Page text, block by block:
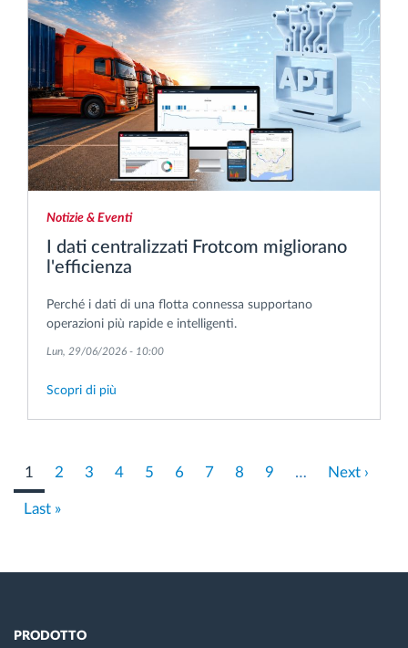
Notizie & Eventi
I dati centralizzati Frotcom migliorano
l'efficienza
Perché i dati di una flotta connessa supportano
operazioni più rapide e intelligenti.
Lun, 29/06/2026 - 10:00
Scopri di più
Pagina
attuale
1 Pagina
2 Pagina
3 Pagina
4 Pagina
5 Pagina
6 Pagina
7 Pagina
8 Pagina
9 …
Pagina
Next ›
Last
Last »
PRODOTTO